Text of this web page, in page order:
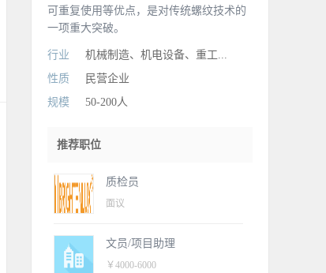
可重复使用等优点，是对传统螺纹技术的
一项重大突破。
行业
机械制造、机电设备、重工...
性质
民营企业
规模
50-200人
推荐职位
质检员
面议
文员/项目助理
￥4000-6000